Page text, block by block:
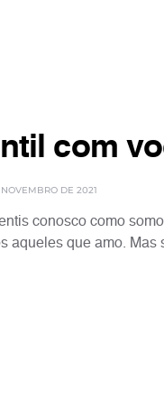
com
DE 2021
conosco como
aqueles que amo. Mas